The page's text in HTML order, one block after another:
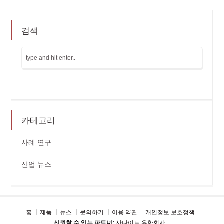
검색
카테고리
사례 연구
산업 뉴스
홈 제품 뉴스 문의하기 이용 약관
개인정보 보호정책